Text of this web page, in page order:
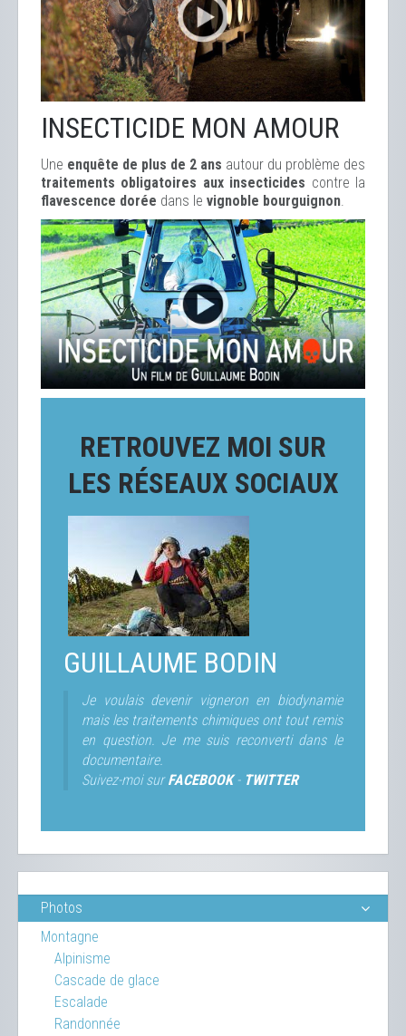
INSECTICIDE MON AMOUR
Une enquête de plus de 2 ans autour du problème des
traitements obligatoires aux insecticides contre la
flavescence dorée dans le vignoble bourguignon.
RETROUVEZ MOI SUR
LES RÉSEAUX SOCIAUX
GUILLAUME BODIN
Je voulais devenir vigneron en biodynamie
mais les traitements chimiques ont tout remis
en question. Je me suis reconverti dans le
documentaire.
Suivez-moi surFACEBOOK- TWITTER
Photos
Montagne
Alpinisme
Cascade de glace
Escalade
Randonnée